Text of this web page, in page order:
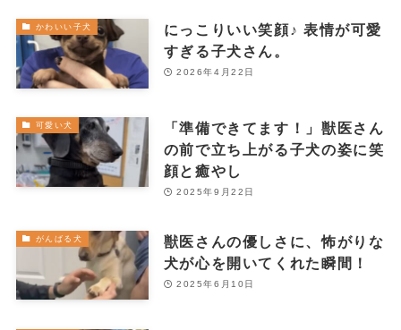
かわいい子犬
にっこりいい笑顔♪ 表情が可愛
すぎる子犬さん。
2026年4月22日
可愛い犬
「準備できてます！」獣医さん
の前で立ち上がる子犬の姿に笑
顔と癒やし
2025年9月22日
がんばる犬
獣医さんの優しさに、怖がりな
犬が心を開いてくれた瞬間！
2025年6月10日